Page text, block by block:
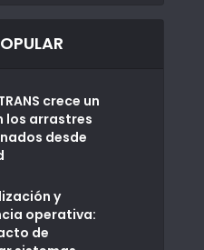
crece un
los arrastres
desde
y
operativa:
de